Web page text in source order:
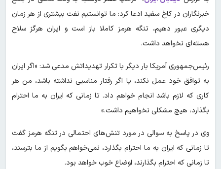
خبرنگاران در کاخ سفید ادعا کرد: ما توانستیم نفت بیشتری از هر زمان
دیگری عبور دهیم، تنگه هرمز کاملا باز است و ایران هرگز سلاح
هسته‌ای نخواهد داشت.
رئیس‌جمهوری آمریکا بار دیگر با تکرار تهدیداتش مدعی شد: «اگر ایران
به توافق خود عمل نکند، یا اگر رفتار مناسبی نداشته باشد، من هر
کاری که لازم باشد انجام خواهم داد. تا زمانی که ایران به ما احترام
بگذارد، هیچ مشکلی نخواهیم داشت.»
وی در پاسخ به سوالی در مورد تنش‌های احتمالی در تنگه هرمز گفت
تا زمانی که ایران به ما احترام بگذارد، نمی‌خواهم بگویم از ما بترسند،
تا زمانی که احترام بگذارند، اوضاع خوب خواهد بود.